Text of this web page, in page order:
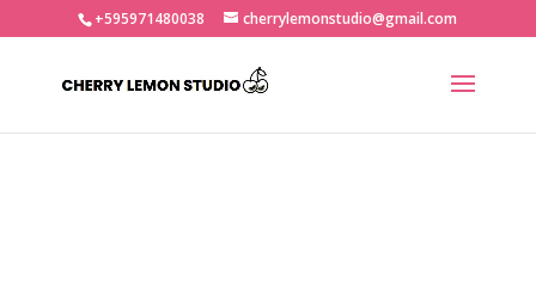
+595971480038 cherrylemonstudio@gmail.com